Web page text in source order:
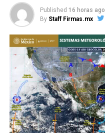
Published 16 horas ago
By Staff Firmas.mx